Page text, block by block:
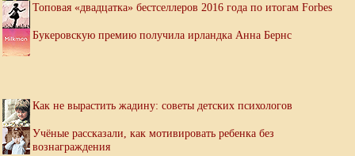
Топовая «двадцатка» бестселлеров 2016 года по итогам Forbes
Букеровскую премию получила ирландка Анна Бернс
Как не вырастить жадину: советы детских психологов
Учёные рассказали, как мотивировать ребенка без
вознаграждения